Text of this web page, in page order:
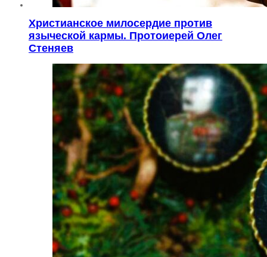
Христианское милосердие против
языческой кармы. Протоиерей Олег
Стеняев